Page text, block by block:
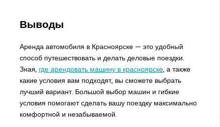
Выводы
Аренда автомобиля в Красноярске — это удобный
способ путешествовать и делать деловые поездки.
Зная, где арендовать машину в красноярске, а также
какие условия вам подходят, вы сможете выбрать
лучший вариант. Большой выбор машин и гибкие
условия помогают сделать вашу поездку максимально
комфортной и незабываемой.